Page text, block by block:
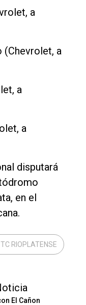
a
(Chevrolet, a
a
a
disputará
en el
RIOPLATENSE
El Cañon